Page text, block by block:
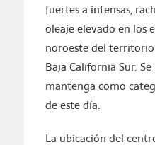
fuertes a intensas,
oleaje elevado en los
noroeste del
Baja California Sur.
mantenga como
de este día.
La ubicación del